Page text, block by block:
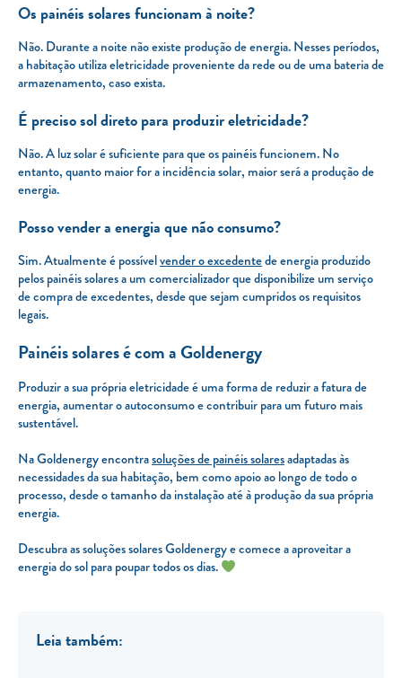
Os painéis solares funcionam à noite?
Não. Durante a noite não existe produção de energia. Nesses períodos,
a habitação utiliza eletricidade proveniente da rede ou de uma bateria de
armazenamento, caso exista.
É preciso sol direto para produzir eletricidade?
Não. A luz solar é suficiente para que os painéis funcionem. No
entanto, quanto maior for a incidência solar, maior será a produção de
energia.
Posso vender a energia que não consumo?
Sim. Atualmente é possívelvender o excedentede energia produzido
pelos painéis solares a um comercializador que disponibilize um serviço
de compra de excedentes, desde que sejam cumpridos os requisitos
legais.
Painéis solares é com a Goldenergy
Produzir a sua própria eletricidade é uma forma de reduzir a fatura de
energia, aumentar o autoconsumo e contribuir para um futuro mais
sustentável.
Na Goldenergy encontrasoluções de painéis solaresadaptadas às
necessidades da sua habitação, bem como apoio ao longo de todo o
processo, desde o tamanho da instalação até à produção da sua própria
energia.
Descubra as soluções solares Goldenergy e comece a aproveitar a
energia do sol para poupar todos os dias.
Leia também: